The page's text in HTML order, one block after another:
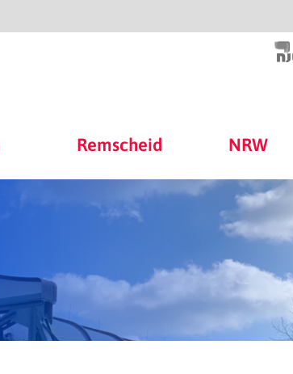
Remscheid NRW